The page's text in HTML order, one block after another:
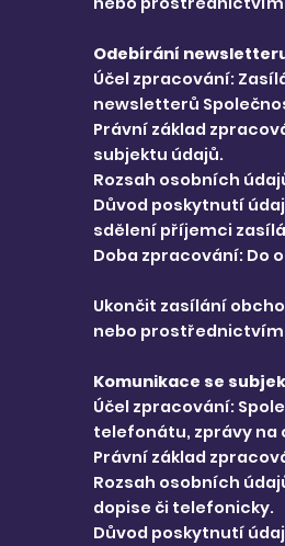
Odebírání
Účel zpracování:
newsletterů
Právní základ
subjektu údajů.
Rozsah osobních
Důvod poskytnutí
sdělení příjemci
Doba zpracování: Do
Ukončit zasílání
nebo
Komunikace se
Účel zpracování:
telefonátu, zprávy
Právní základ
Rozsah osobních
dopise či telefonicky.
Důvod poskytnutí